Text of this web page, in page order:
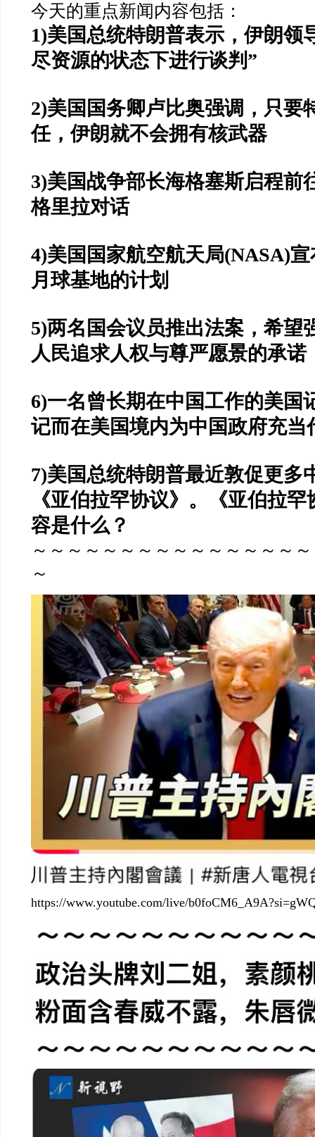
今天的重点新闻内容包括：
1)美国总统特朗普表示，伊朗领
尽资源的状态下进行谈判”
2)美国国务卿卢比奥强调，只要
任，伊朗就不会拥有核武器
3)美国战争部长海格塞斯启程前
格里拉对话
4)美国国家航空航天局(NASA)
月球基地的计划
5)两名国会议员推出法案，希望
人民追求人权与尊严愿景的承诺
6)一名曾长期在中国工作的美国
记而在美国境内为中国政府充
7)美国总统特朗普最近敦促更多
《亚伯拉罕协议》。《亚伯拉
容是什么？
～～～～～～～～～～～～～～～
～
https://www.youtube.com/live/